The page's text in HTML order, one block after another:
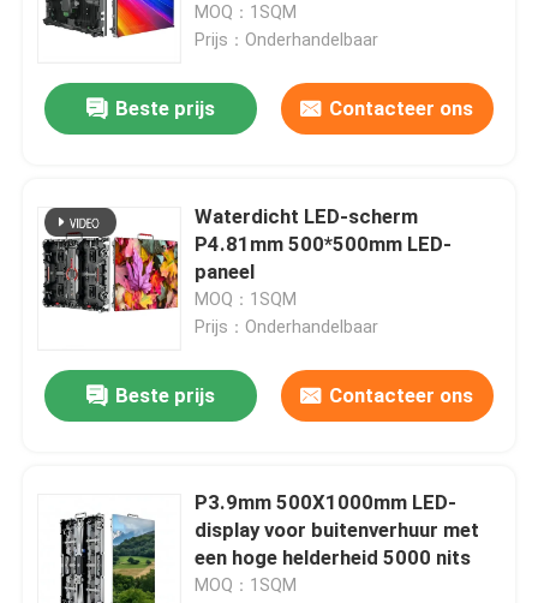
MOQ：1SQM
Prijs：Onderhandelbaar
Beste prijs Contacteer ons
Waterdicht LED-scherm
P4.81mm 500*500mm LED-
paneel
MOQ：1SQM
Prijs：Onderhandelbaar
Beste prijs Contacteer ons
P3.9mm 500X1000mm LED-
display voor buitenverhuur met
een hoge helderheid 5000 nits
MOQ：1SQM